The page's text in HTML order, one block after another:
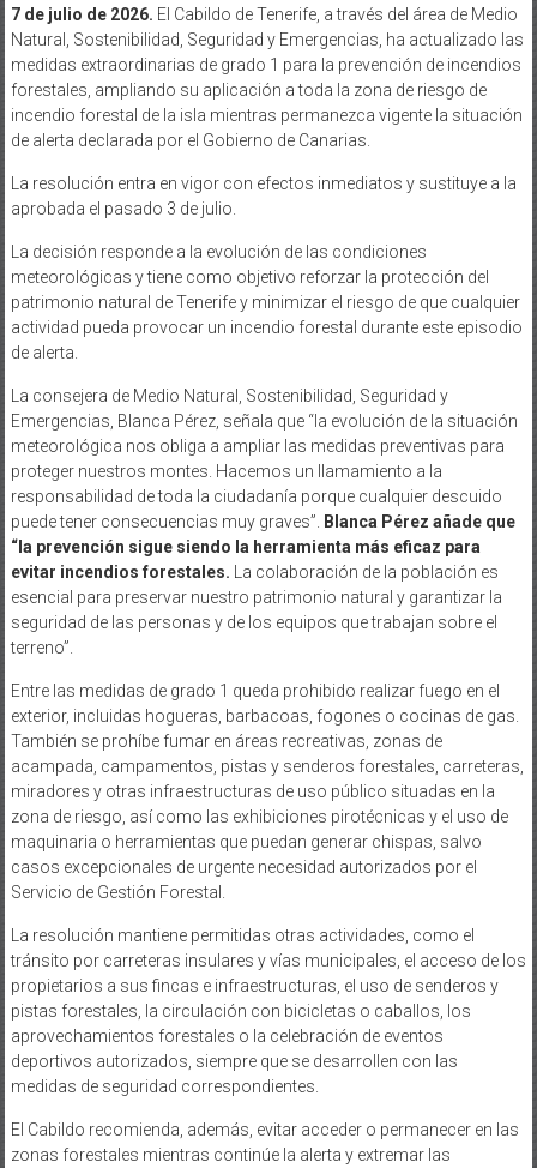
7 de julio de 2026. El Cabildo de Tenerife, a través del área de Medio
Natural, Sostenibilidad, Seguridad y Emergencias, ha actualizado las
medidas extraordinarias de grado 1 para la prevención de incendios
forestales, ampliando su aplicación a toda la zona de riesgo de
incendio forestal de la isla mientras permanezca vigente la situación
de alerta declarada por el Gobierno de Canarias.
La resolución entra en vigor con efectos inmediatos y sustituye a la
aprobada el pasado 3 de julio.
La decisión responde a la evolución de las condiciones
meteorológicas y tiene como objetivo reforzar la protección del
patrimonio natural de Tenerife y minimizar el riesgo de que cualquier
actividad pueda provocar un incendio forestal durante este episodio
de alerta.
La consejera de Medio Natural, Sostenibilidad, Seguridad y
Emergencias, Blanca Pérez, señala que “la evolución de la situación
meteorológica nos obliga a ampliar las medidas preventivas para
proteger nuestros montes. Hacemos un llamamiento a la
responsabilidad de toda la ciudadanía porque cualquier descuido
puede tener consecuencias muy graves”.
Blanca Pérez añade que
“la prevención sigue siendo la herramienta más eficaz para
evitar incendios forestales. La colaboración de la población es
esencial para preservar nuestro patrimonio natural y garantizar la
seguridad de las personas y de los equipos que trabajan sobre el
terreno”.
Entre las medidas de grado 1 queda prohibido realizar fuego en el
exterior, incluidas hogueras, barbacoas, fogones o cocinas de gas.
También se prohíbe fumar en áreas recreativas, zonas de
acampada, campamentos, pistas y senderos forestales, carreteras,
miradores y otras infraestructuras de uso público situadas en la
zona de riesgo, así como las exhibiciones pirotécnicas y el uso de
maquinaria o herramientas que puedan generar chispas, salvo
casos excepcionales de urgente necesidad autorizados por el
Servicio de Gestión Forestal.
La resolución mantiene permitidas otras actividades, como el
tránsito por carreteras insulares y vías municipales, el acceso de los
propietarios a sus fincas e infraestructuras, el uso de senderos y
pistas forestales, la circulación con bicicletas o caballos, los
aprovechamientos forestales o la celebración de eventos
deportivos autorizados, siempre que se desarrollen con las
medidas de seguridad correspondientes.
El Cabildo recomienda, además, evitar acceder o permanecer en las
zonas forestales mientras continúe la alerta y extremar las